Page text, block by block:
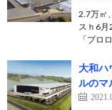
2.7万㎡
スｈ6月
「プロ
大和ハ
ルのマ